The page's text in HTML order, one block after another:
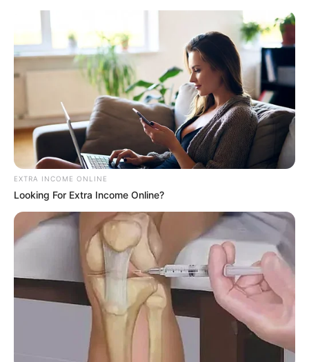
Nudy nie będzie! Netflix i Prime
Video przynoszą hity na cały tydzien!
Mateusz Zaczyk 29 września 2025 Artykuły
Mamy nowy tydzień, a to oznacza, że platformy
streamingowe takie jakNetflix Prime Video Disney+
przygotowały kolejne głośne premiery filmów i
seriali. Sprawdźcie zatem,
co będzie można obejrzeć
EXTRA INCOME ONLINE
Looking For Extra Income Online?